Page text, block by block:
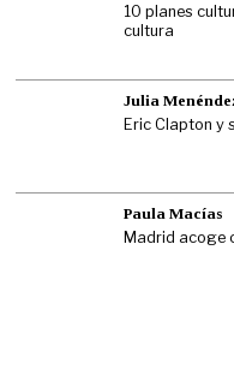
10 planes
cultura
Julia
Eric Clapton y
Paula Macías
Madrid acoge